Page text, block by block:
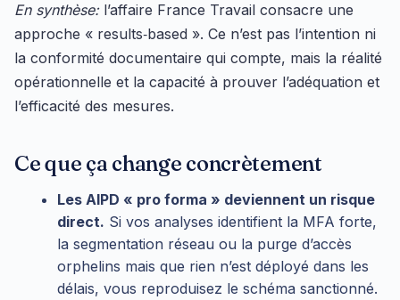
En synthèse:l’affaire France Travail consacre une
approche « results‑based ». Ce n’est pas l’intention ni
la conformité documentaire qui compte, mais la réalité
opérationnelle et la capacité à prouver l’adéquation et
l’efficacité des mesures.
Ce que ça change concrètement
Les AIPD « pro forma » deviennent un risque
direct. Si vos analyses identifient la MFA forte,
la segmentation réseau ou la purge d’accès
orphelins mais que rien n’est déployé dans les
délais, vous reproduisez le schéma sanctionné.